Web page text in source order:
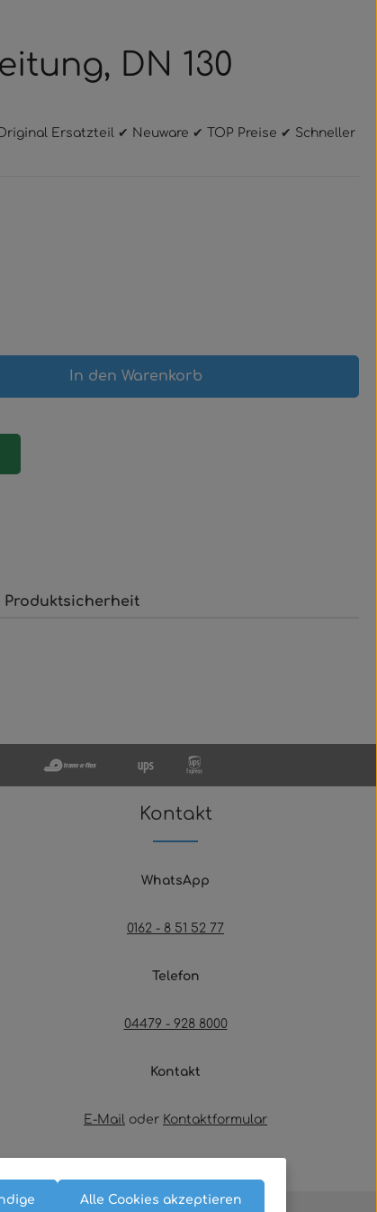
DN 130
Ersatzteil ✔ Neuware ✔ TOP Preise ✔ Schneller
Wert ein oder
In den Warenkorb
Produktsicherheit
Kontakt
WhatsApp
0162 - 8 51 52 77
Telefon
04479 - 928 8000
Kontakt
E-Mail oder Kontaktformular
Alle Cookies akzeptieren